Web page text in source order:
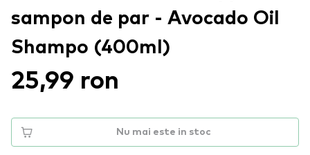
sampon de par - Avocado Oil
Shampo (400ml)
25,99 ron
Nu mai este in stoc